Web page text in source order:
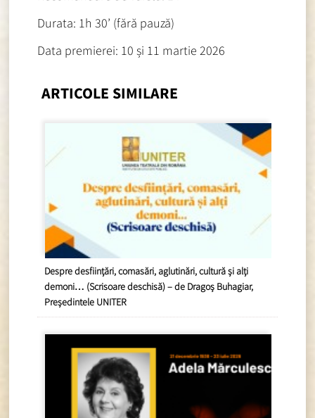
Durata: 1h 30’ (fără pauză)
Data premierei: 10 și 11 martie 2026
ARTICOLE SIMILARE
Despre desființări, comasări, aglutinări, cultură și alți
demoni… (Scrisoare deschisă) – de Dragoș Buhagiar,
Președintele UNITER